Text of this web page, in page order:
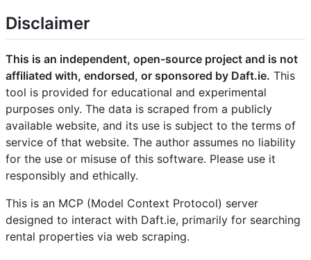
Disclaimer
This is an independent, open-source project and is not
affiliated with, endorsed, or sponsored by Daft.ie. This
tool is provided for educational and experimental
purposes only. The data is scraped from a publicly
available website, and its use is subject to the terms of
service of that website. The author assumes no liability
for the use or misuse of this software. Please use it
responsibly and ethically.
This is an MCP (Model Context Protocol) server
designed to interact with Daft.ie, primarily for searching
rental properties via web scraping.